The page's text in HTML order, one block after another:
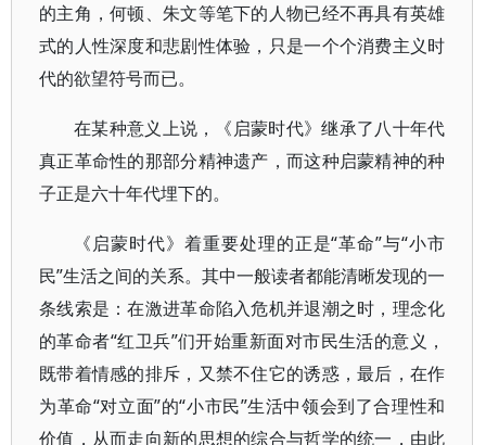
的主角，何顿、朱文等笔下的人物已经不再具有英雄
式的人性深度和悲剧性体验，只是一个个消费主义时
代的欲望符号而已。
在某种意义上说，《启蒙时代》继承了八十年代
真正革命性的那部分精神遗产，而这种启蒙精神的种
子正是六十年代埋下的。
《启蒙时代》着重要处理的正是“革命”与“小市
民”生活之间的关系。其中一般读者都能清晰发现的一
条线索是：在激进革命陷入危机并退潮之时，理念化
的革命者“红卫兵”们开始重新面对市民生活的意义，
既带着情感的排斥，又禁不住它的诱惑，最后，在作
为革命“对立面”的“小市民”生活中领会到了合理性和
价值，从而走向新的思想的综合与哲学的统一，由此